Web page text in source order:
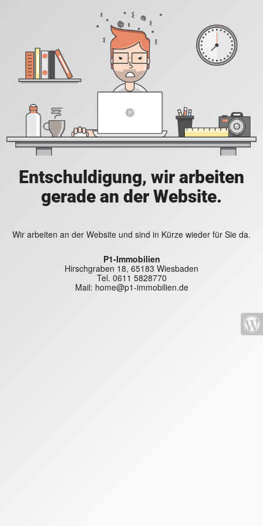
Entschuldigung, wir arbeiten
gerade an der Website.
Wir arbeiten an der Website und sind in Kürze wieder für Sie da.
P1-Immobilien
Hirschgraben 18, 65183 Wiesbaden
Tel. 0611 5828770
Mail: home@p1-immobilien.de